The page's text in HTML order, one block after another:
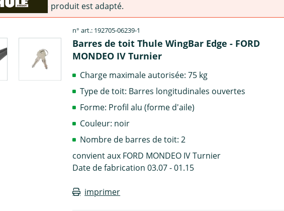
que le produit est adapté.
n° art.: 192705-06239-1
Barres de toit Thule WingBar Edge - FORD
MONDEO IV Turnier
Charge maximale autorisée: 75 kg
Type de toit: Barres longitudinales ouvertes
Forme: Profil alu (forme d'aile)
Couleur: noir
Nombre de barres de toit: 2
convient aux FORD MONDEO IV Turnier
Date de fabrication 03.07 - 01.15
imprimer